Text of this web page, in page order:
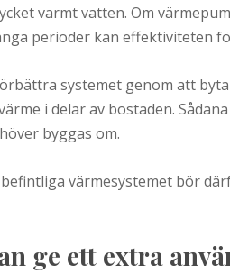
varmt vatten. Om
perioder kan effektiviteten
systemet genom att
i delar av bostaden.
byggas om.
värmesystemet bör
ge ett extra